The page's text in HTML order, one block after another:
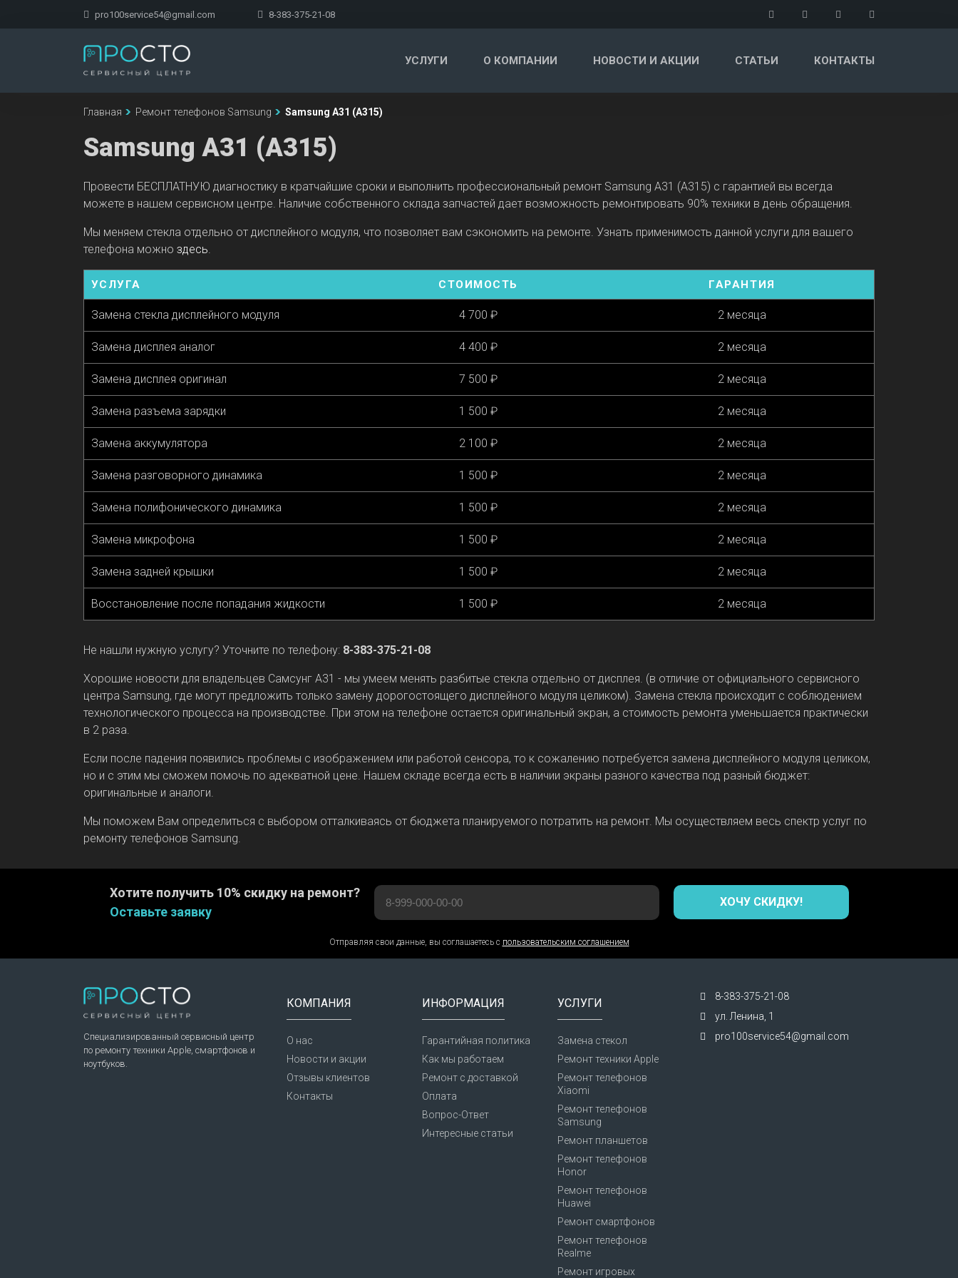
pro100service54@gmail.com 8-383-375-21-08
УСЛУГИ О КОМПАНИИ НОВОСТИ И АКЦИИ СТАТЬИ КОНТАКТЫ
Главная Ремонт телефонов Samsung Samsung A31 (A315)
Samsung A31 (A315)
Провести БЕСПЛАТНУЮ диагностику в кратчайшие сроки и выполнить профессиональный ремонт Samsung A31 (A315) с гарантией вы всегда
можете в нашем сервисном центре. Наличие собственного склада запчастей дает возможность ремонтировать 90% техники в день обращения.
Мы меняем стекла отдельно от дисплейного модуля, что позволяет вам сэкономить на ремонте. Узнать применимость данной услуги для вашего
телефона можно здесь.
УСЛУГА СТОИМОСТЬ ГАРАНТИЯ
Замена стекла дисплейного модуля 4 700 ₽ 2 месяца
Замена дисплея аналог 4 400 ₽ 2 месяца
Замена дисплея оригинал 7 500 ₽ 2 месяца
Замена разъема зарядки 1 500 ₽ 2 месяца
Замена аккумулятора 2 100 ₽ 2 месяца
Замена разговорного динамика 1 500 ₽ 2 месяца
Замена полифонического динамика 1 500 ₽ 2 месяца
Замена микрофона 1 500 ₽ 2 месяца
Замена задней крышки 1 500 ₽ 2 месяца
Восстановление после попадания жидкости 1 500 ₽ 2 месяца
Не нашли нужную услугу? Уточните по телефону: 8-383-375-21-08
Хорошие новости для владельцев Самсунг А31 - мы умеем менять разбитые стекла отдельно от дисплея. (в отличие от официального сервисного
центра Samsung, где могут предложить только замену дорогостоящего дисплейного модуля целиком). Замена стекла происходит с соблюдением
технологического процесса на производстве. При этом на телефоне остается оригинальный экран, а стоимость ремонта уменьшается практически
в 2 раза.
Если после падения появились проблемы с изображением или работой сенсора, то к сожалению потребуется замена дисплейного модуля целиком,
но и с этим мы сможем помочь по адекватной цене. Нашем складе всегда есть в наличии экраны разного качества под разный бюджет:
оригинальные и аналоги.
Мы поможем Вам определиться с выбором отталкиваясь от бюджета планируемого потратить на ремонт. Мы осуществляем весь спектр услуг по
ремонту телефонов Samsung.
Хотите получить 10% скидку на ремонт?
Оставьте заявку
ХОЧУ СКИДКУ!
Отправляя свои данные, вы соглашаетесь с пользовательским соглашением
Специализированный сервисный центр
по ремонту техники Apple, смартфонов и
ноутбуков.
КОМПАНИЯ
О нас
Новости и акции
Отзывы клиентов
Контакты
ИНФОРМАЦИЯ
Гарантийная политика
Как мы работаем
Ремонт с доставкой
Оплата
Вопрос-Ответ
Интересные статьи
УСЛУГИ
Замена стекол
Ремонт техники Apple
Ремонт телефонов
Xiaomi
Ремонт телефонов
Samsung
Ремонт планшетов
Ремонт телефонов
Honor
Ремонт телефонов
Huawei
Ремонт смартфонов
Ремонт телефонов
Realme
Ремонт игровых
8-383-375-21-08
ул. Ленина, 1
pro100service54@gmail.com